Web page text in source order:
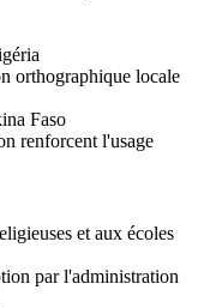
orthographique locale
Faso
renforcent l'usage
et aux écoles
par l'administration